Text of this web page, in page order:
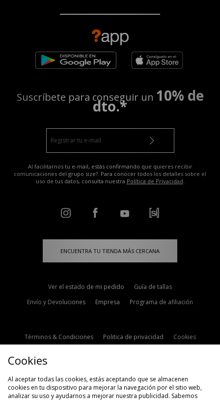
Suscríbete para conseguir un 10% de
dto.*
Al facilitarnos tu e-mail, estás confirmando que quieres recibir
comunicaciones del grupo size?. Para conocer todos los detalles sobre el
uso de tus datos, consulta nuestra Política de Privacidad
ENCUENTRA TU TIENDA MÁS CERCANA
Ver el estado de mi pedido
Guía de tallas
Envío y Devoluciones
Empresa Programa de afiliación
Términos & Condiciones Politica de privacidad
Cookies
Cookies
Al aceptar todas las cookies, estás aceptando que se almacenen
cookies en tu dispositivo para mejorar la navegación por el sitio web,
analizar su uso y ayudarnos a mejorar nuestra publicidad. Sabemos